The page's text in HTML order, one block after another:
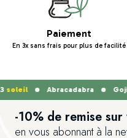
Paiement
En 3x sans frais pour plus de facilité
soleil Abracadabra Goji
-10% de remise
en vous abonnant à la